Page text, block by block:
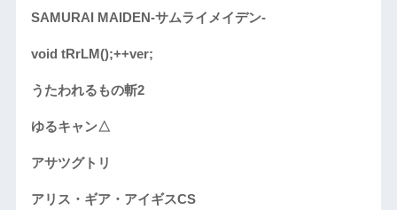
SAMURAI MAIDEN-サムライメイデン-
void tRrLM();++ver;
うたわれるもの斬2
ゆるキャン△
アサツグトリ
アリス・ギア・アイギスCS